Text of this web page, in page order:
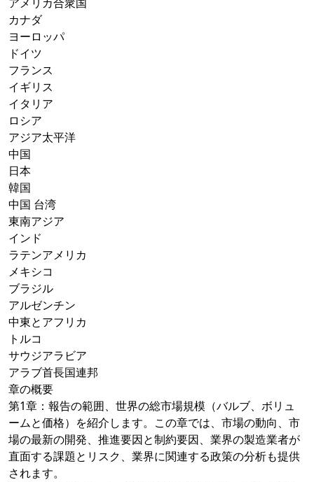
カナダ
ヨーロッパ
ドイツ
フランス
イギリス
イタリア
ロシア
アジア太平洋
中国
日本
韓国
中国 台湾
東南アジア
インド
ラテンアメリカ
メキシコ
ブラジル
アルゼンチン
中東とアフリカ
トルコ
サウジアラビア
アラブ首長国連邦
章の概要
第1章：報告の範囲、世界の総市場規模（バルブ、ボリュ
ームと価格）を紹介します。この章では、市場の動向、市
場の最新の開発、推進要因と制約要因、業界の製造業者が
直面する課題とリスク、業界に関連する政策の分析も提供
されます。